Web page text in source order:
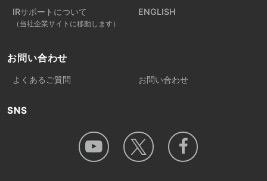
IRサポートについて
（当社企業サイトに移動します）
ENGLISH
お問い合わせ
よくあるご質問 お問い合わせ
SNS